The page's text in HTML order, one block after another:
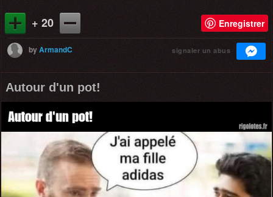
+ 20 Enregistrer
byArmandC signaler un abus
Autour d'un pot!